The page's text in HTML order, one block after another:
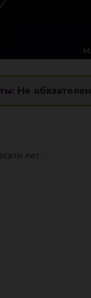
Не обязателен
лет.